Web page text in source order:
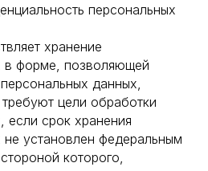
персональных
хранение
в форме, позволяющей
данных,
цели обработки
если срок хранения
установлен федеральным
которого,